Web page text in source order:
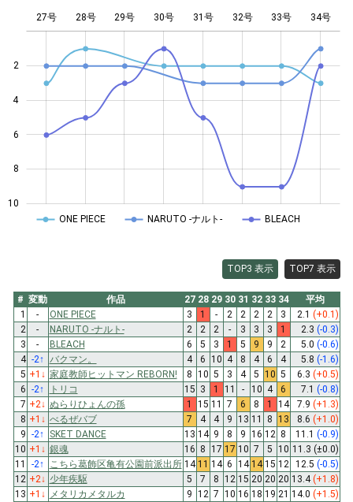
2
4
6
8
10
27号 28号 29号 30号 31号 32号 33号 34号
ONE PIECE NARUTO -ナルト- BLEACH
TOP3 表示 TOP7 表示
# 変動 作品 27 28 29 30 31 32 33 34
平均
1
- ONE PIECE 3 1 - 2 2 2 2 3 2.1 (+0.1)
2
- NARUTO -ナルト- 2 2 2 - 3 3 3 1 2.3 (-0.3)
3
- BLEACH 6 5 3 1 5 9 9 2 5.0 (-0.6)
4 -2↑ バクマン。 4 6 10 4 8 4 6 4 5.8 (-1.6)
5 +1 ↓ 家庭教師ヒットマン REBORN! 8 10 5 3 4 5 10 5 6.3 (+0.5)
6 -2↑ トリコ 15 3 1 11 - 10 4 6 7.1 (-0.8)
7 +2↓ ぬらりひょんの孫 1 15 11 7 6 8 1 14 7.9 (+1.3)
8 +1 ↓ べるぜバブ 7 4 4 9 13 11 8 13 8.6 (+1.0)
9 -2↑ SKET DANCE 13 14 9 8 9 16 12 8 11.1 (-0.9)
10 +1 ↓ 銀魂 16 8 17 17 10 7 5 10 11.3 (±0.0)
11
-2↑ こちら葛飾区亀有公園前派出所 14 11 14 6 14 14 15 12 12.5 (-0.5)
12 +2↓ 少年疾駆 5 7 8 12 15 20 20 20 13.4(+1.8)
13 +1 ↓ メタリカメタルカ 9 12 7 10 16 18 19 21 14.0 (+1.5)